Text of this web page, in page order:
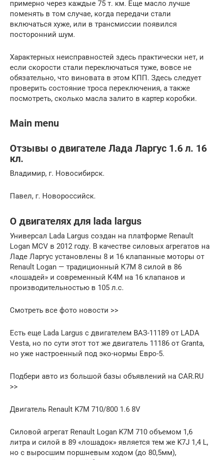
примерно через каждые 75 т. км. Еще масло лучше
поменять в том случае, когда передачи стали
включаться хуже, или в трансмиссии появился
посторонний шум.
Характерных неисправностей здесь практически нет, и
если скорости стали переключаться туже, вовсе не
обязательно, что виновата в этом КПП. Здесь следует
проверить состояние троса переключения, а также
посмотреть, сколько масла залито в картер коробки.
Main menu
Отзывы о двигателе Лада Ларгус 1.6 л. 16
кл.
Владимир, г. Новосибирск.
Павел, г. Новороссийск.
О двигателях для lada largus
Универсал Lada Largus создан на платформе Renault
Logan MCV в 2012 году. В качестве силовых агрегатов на
Ладе Ларгус установлены 8 и 16 клапанные моторы от
Renault Logan — традиционный К7М 8 силой в 86
«лошадей» и современный К4М на 16 клапанов и
производительностью в 105 л.с.
Смотреть все фото новости >>
Есть еще Lada Largus с двигателем ВАЗ-11189 от LADA
Vesta, но по сути этот тот же двигатель 11186 от Granta,
но уже настроенный под эко-нормы Евро-5.
Подбери авто из большой базы объявлений на CAR.RU
>>
Двигатель Renault K7M 710/800 1.6 8V
Силовой агрегат Renault Logan K7M 710 объемом 1,6
литра и силой в 89 «лошадок» является тем же K7J 1,4 L,
но с выросшим поршневым ходом (до 80,5мм),